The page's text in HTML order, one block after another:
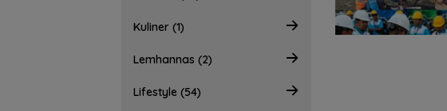
Kuliner (1)
Lemhannas (2)
Lifestyle (54)